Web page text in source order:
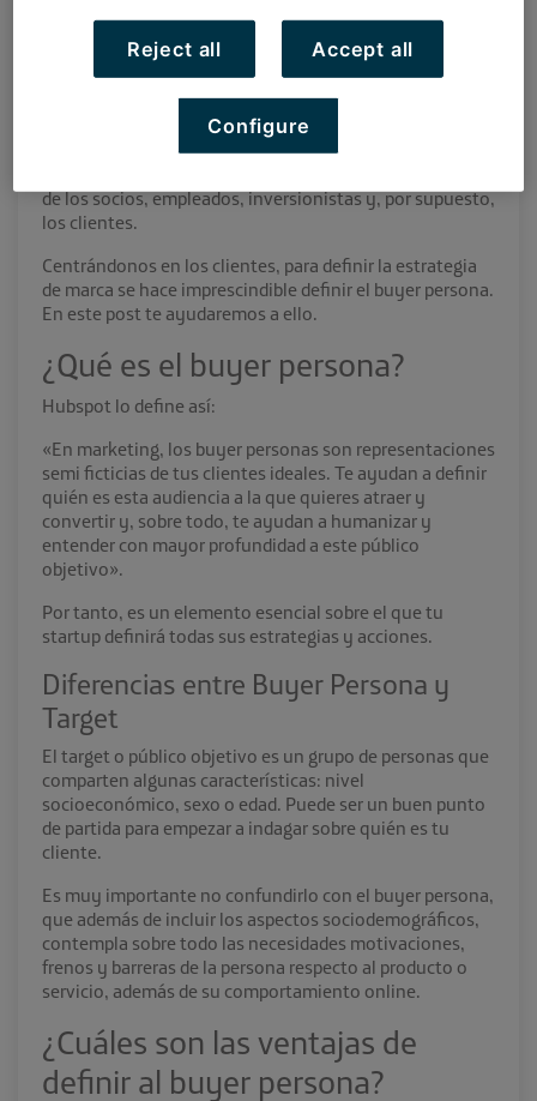
plataformas que pueden ser utilizadas por la marca y el
tipo de promoción que se va a realizar.
La importancia del brandingradica en poder consolidar
tu marca y conseguir prestigio y reconocimiento de
de los socios, empleados, inversionistas y, por supuesto,
los clientes.
Centrándonos en los clientes, para definir la estrategia
de marca se hace imprescindible definir el buyer persona.
En este post te ayudaremos a ello.
¿Qué es el buyer persona?
Hubspot lo define así:
«En marketing, los buyer personas son representaciones
semi ficticias de tus clientes ideales. Te ayudan a definir
quién es esta audiencia a la que quieres atraer y
convertir y, sobre todo, te ayudan a humanizar y
entender con mayor profundidad a este público
objetivo».
Por tanto, es un elemento esencial sobre el que tu
startup definirá todas sus estrategias y acciones.
Diferencias entre Buyer Persona y
Target
El target o público objetivo es un grupo de personas que
comparten algunas características: nivel
socioeconómico, sexo o edad. Puede ser un buen punto
de partida para empezar a indagar sobre quién es tu
cliente.
Es muy importante no confundirlo con el buyer persona,
que además de incluir los aspectos sociodemográficos,
contempla sobre todo las necesidades motivaciones,
frenos y barreras de la persona respecto al producto o
servicio, además de su comportamiento online.
¿Cuáles son las ventajas de
definir al buyer persona?
Reject all Accept all
Configure